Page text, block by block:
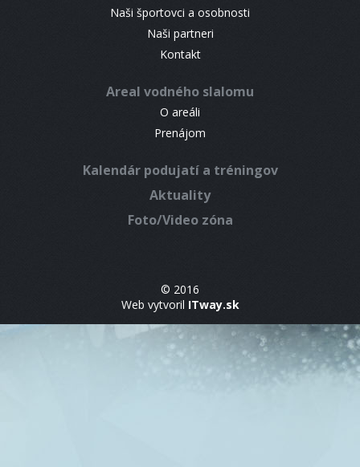
Naši športovci a osobnosti
Naši partneri
Kontakt
Areal vodného slalomu
O areáli
Prenájom
Kalendár podujatí a tréningov
Aktuality
Foto/Video zóna
© 2016
Web vytvoril ITway.sk